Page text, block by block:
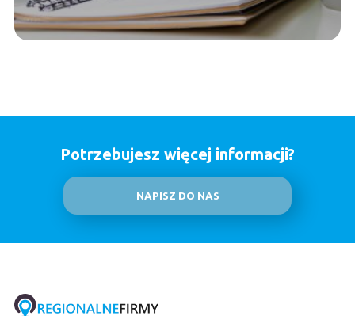
Potrzebujesz więcej informacji?
NAPISZ DO NAS